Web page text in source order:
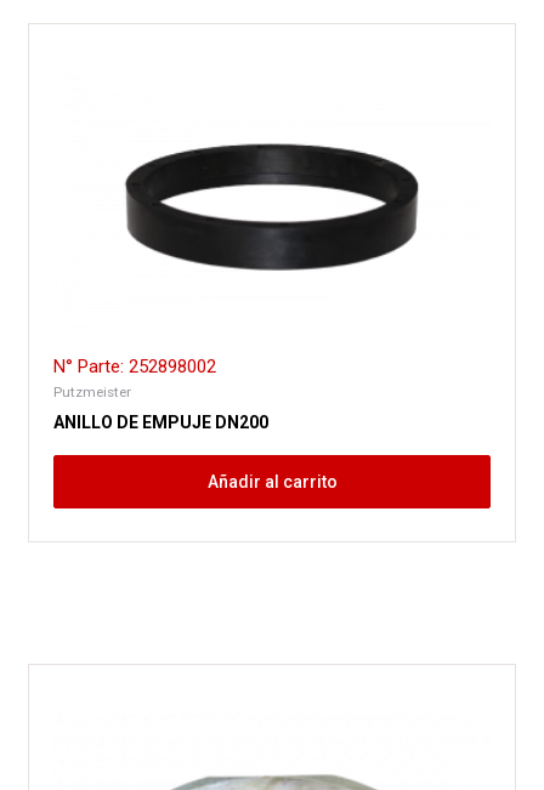
N° Parte: 252898002
Putzmeister
ANILLO DE EMPUJE DN200
Añadir al carrito